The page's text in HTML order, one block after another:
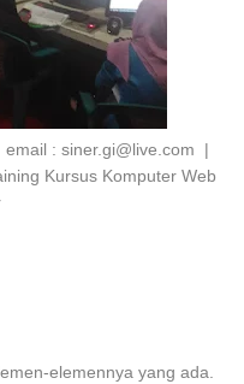
: siner.gi@live.com |
Kursus Komputer Web
elemennya yang ada.